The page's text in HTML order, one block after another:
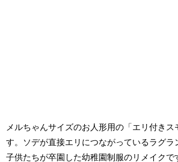
メルちゃんサイズのお人形用の「エリ付き
す。ソデが直接エリにつながっているラグラ
子供たちが卒園した幼稚園制服のリメイクで